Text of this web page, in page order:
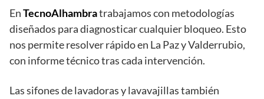
EnTecnoAlhambratrabajamos con metodologías
diseñados para diagnosticar cualquier bloqueo. Esto
nos permite resolver rápido en La Paz y Valderrubio,
con informe técnico tras cada intervención.
Las sifones de lavadoras y lavavajillas también